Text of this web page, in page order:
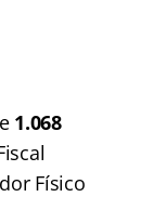
1.068
Físico